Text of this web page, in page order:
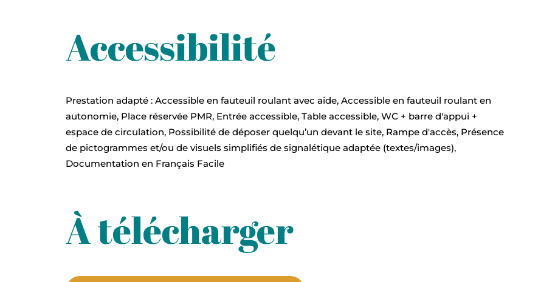
Accessibilité
Prestation adapté : Accessible en fauteuil roulant avec aide, Accessible en fauteuil roulant en
autonomie, Place réservée PMR, Entrée accessible, Table accessible, WC + barre d'appui +
espace de circulation, Possibilité de déposer quelqu’un devant le site, Rampe d'accès, Présence
de pictogrammes et/ou de visuels simplifiés de signalétique adaptée (textes/images),
Documentation en Français Facile
À télécharger